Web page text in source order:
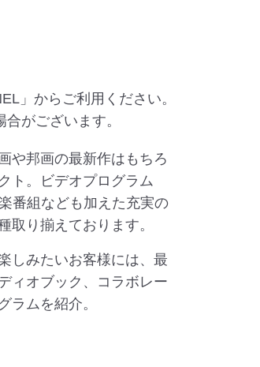
」からご利用ください。
がございます。
や邦画の最新作はもちろ
ト。ビデオプログラム
番組なども加えた充実の
取り揃えております。
しみたいお客様には、最
ィオブック、コラボレー
ラムを紹介。